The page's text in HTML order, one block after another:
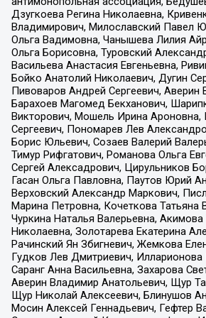
Дзугкоева Регина Николаевна,
Владимирович, Милославский Павел
Ольга Вадимовна, Чанышева Лилия
Ольга Борисовна, Туровский
Васильева Анастасия Евгеньевна,
Бойко Анатолий Николаевич, Дугин
Пивоваров Андрей Сергеевич, Аверин
Барахоев Магомед Бекханович,
Викторович, Мошель Ирина Ароновна,
Сергеевич, Пономарев Лев
Борис Юльевич, Созаев Валерий
Тимур Рифгатович, Романова Ольга
Сергей Алексадрович, Цирульников
Гасан Ольга Павловна, Паутов Юрий
Верховский Александр Маркович,
Марина Петровна, Кочеткова Татьяна
Чуркина Наталья Валерьевна, Акимова
Николаевна, Золотарева Екатерина
Рачинский Ян Збигневич, Жемкова
Гудков Лев Дмитриевич,
Саранг Анна Васильевна, Захарова
Аверин Владимир Анатольевич, Щур
Щур Николай Алексеевич, Блинушов
Мосин Алексей Геннадьевич, Гефтер